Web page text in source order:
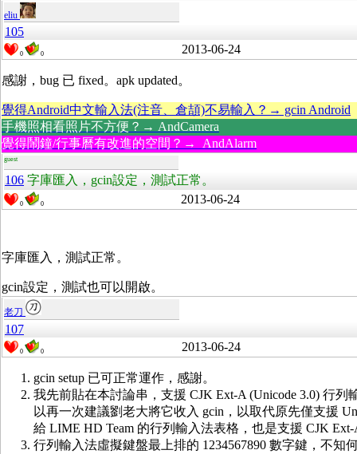
eliu
105
0 0 2013-06-24
感謝，bug 已 fixed。apk updated。
覺得Android中文輸入法(注音、倉頡)不易輸入？→ gcin Android
手機照相看照片不方便？→ AndCamera
覺得鬧鐘/行事曆有改進的空間？→ AndAlarm
guest
106 字庫匯入，gcin設定，測試正常。
0 0 2013-06-24
字庫匯入，測試正常。
gcin設定，測試也可以開啟。
老刀
107
0 0 2013-06-24
gcin setup 已可正常運作，感謝。
我先前貼在本討論串，支援 CJK Ext-A (Unicode 3.0) 行
以再一次建議劉老大將它收入 gcin，以取代原先僅支援
給 LIME HD Team 的行列輸入法表格，也是支援 CJK
行列輸入法虛擬鍵盤最上排的 1234567890 數字鍵，不知